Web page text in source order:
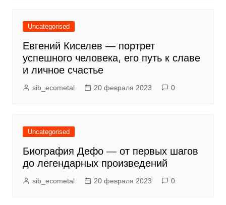
Uncategorised
Евгений Киселев — портрет
успешного человека, его путь к славе
и личное счастье
sib_ecometal 20 февраля 2023 0
Uncategorised
Биография Дефо — от первых шагов
до легендарных произведений
sib_ecometal 20 февраля 2023 0